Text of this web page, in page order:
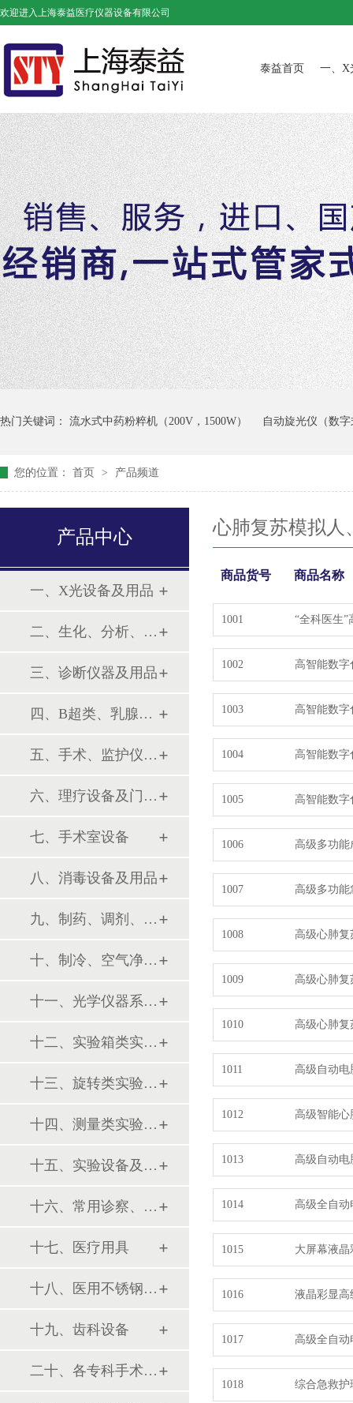
欢迎进入上海泰益医疗仪器设备有限公司
泰益首页 一、X
热门关键词： 流水式中药粉粹机（200V，1500W） 自动旋光仪（数
您的位置： 首页 > 产品频道
产品中心
一、X光设备及用品
二、生化、分析、实验综合类
三、诊断仪器及用品
四、B超类、乳腺诊断设备
五、手术、监护仪器及用品
六、理疗设备及门诊系列
七、手术室设备
八、消毒设备及用品
九、制药、调剂、制剂系列设备
十、制冷、空气净化设备
十一、光学仪器系列设备
十二、实验箱类实验设备
十三、旋转类实验设备
十四、测量类实验设备
十五、实验设备及环保仪器
十六、常用诊察、检查器械
十七、医疗用具
十八、医用不锈钢制品
十九、齿科设备
二十、各专科手术器械包
心肺复苏模拟人
商品货号 商品名称
1001 “全科医生”
1002 高智能数
1003 高智能数
1004 高智能数
1005 高智能数
1006 高级多功
1007 高级多功
1008 高级心肺
1009 高级心肺
1010 高级心肺
1011 高级自动
1012 高级智能
1013 高级自动
1014 高级全自
1015 大屏幕液
1016 液晶彩显高
1017 高级全自
1018 综合急救护